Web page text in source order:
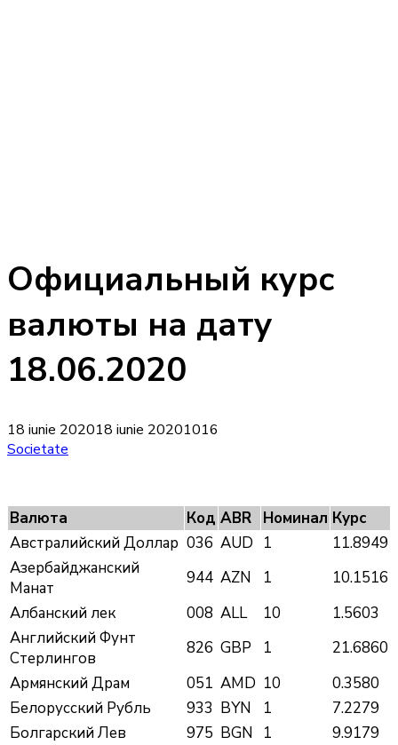
Oфициальный курс
валюты на дату
18.06.2020
18 iunie 202018 iunie 20201016
Societate
Валюта Код ABR Номинал Курс
Австралийский Доллар 036 AUD 1
11.8949
Азербайджанский
Манат
944 AZN 1
10.1516
Албанский лек
008 ALL 10
1.5603
Английский Фунт
Стерлингов
826 GBP 1
21.6860
Армянский Драм
051 AMD 10
0.3580
Белорусский Рубль
933 BYN 1
7.2279
Болгарский Лев
975 BGN 1
9.9179